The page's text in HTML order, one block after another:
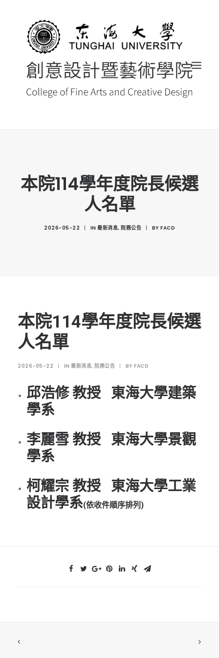
創藝院簡介
創意科技與藝術跨域學分學程
表單下載
招生資訊
高中生專區
境外生專區 PROSPECTIVE STUDENTS
聯絡我們 CONTACT
法規章程
ENGLISH
本院114學年度院長候選
人名單
2026-05-22 | IN 最新消息, 院務公告 | BY FACD
本院114學年度院長候選
人名單
2026-05-22 | IN 最新消息, 院務公告 | BY FACD
邱浩修 教授 東海大學建築
學系
李麗雪 教授 東海大學景觀
學系
柯耀宗 教授 東海大學工業
設計學系(依收件順序排列)